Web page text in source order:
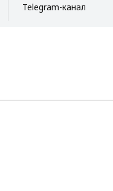
Telegram-канал